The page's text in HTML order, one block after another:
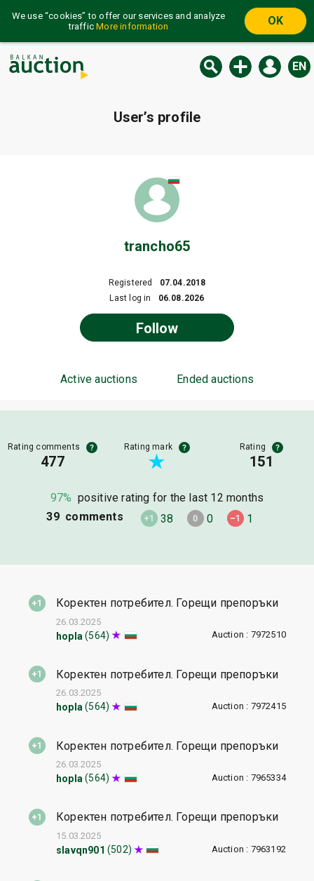
We use “cookies” to offer our services and analyze
trafficMore information OK
EN
User’s profile
trancho65
Registered
07.04.2018
Last log in
06.08.2026
Follow
Active auctions Ended auctions
Rating comments
477
Rating mark Rating
151
97% positive rating for the last 12 months
39 comments
38 0 1
Коректен потребител. Горещи препоръки
hopla (564) Auction : 7972510
26.03.2025
Коректен потребител. Горещи препоръки
hopla (564) Auction : 7972415
26.03.2025
Коректен потребител. Горещи препоръки
hopla (564) Auction : 7965334
26.03.2025
Коректен потребител. Горещи препоръки
slavqn901 (502) Auction : 7963192
15.03.2025